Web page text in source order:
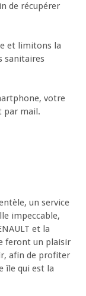
de récupérer
et limitons la
sanitaires
votre
par mail.
un service
impeccable,
et la
feront un plaisir
afin de profiter
île qui est la